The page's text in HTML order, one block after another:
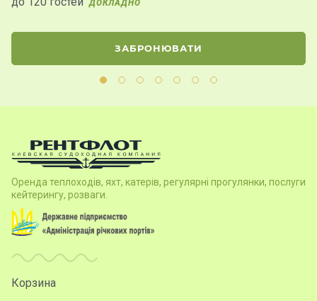
ДОКЛАДНО
ЗАБРОНЮВАТИ
Оренда теплоходів, яхт, катерів, регулярні прогулянки, послуги
кейтерингу, розваги.
Корзина